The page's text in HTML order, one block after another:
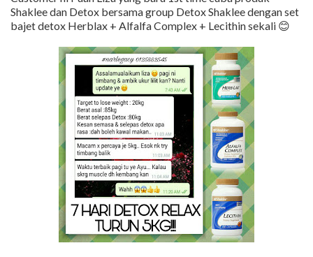
Shaklee dan Detox bersama group Detox Shaklee dengan set
bajet detox Herblax + Alfalfa Complex + Lecithin sekali 😊